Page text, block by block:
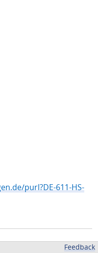
purl?DE-611-HS-
Feedback